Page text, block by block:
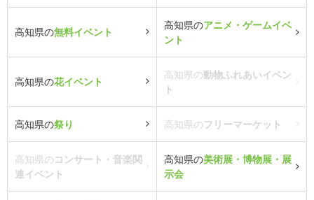
高知県の無料イベント
高知県のアニメ・ゲームイベ
ント
高知県の花イベント
高知県の動物ふれあいイベン
ト
高知県の祭り 高知県のフリーマーケット
高知県のコンサート・音楽関
連イベント
高知県の美術展・博物展・展
示会